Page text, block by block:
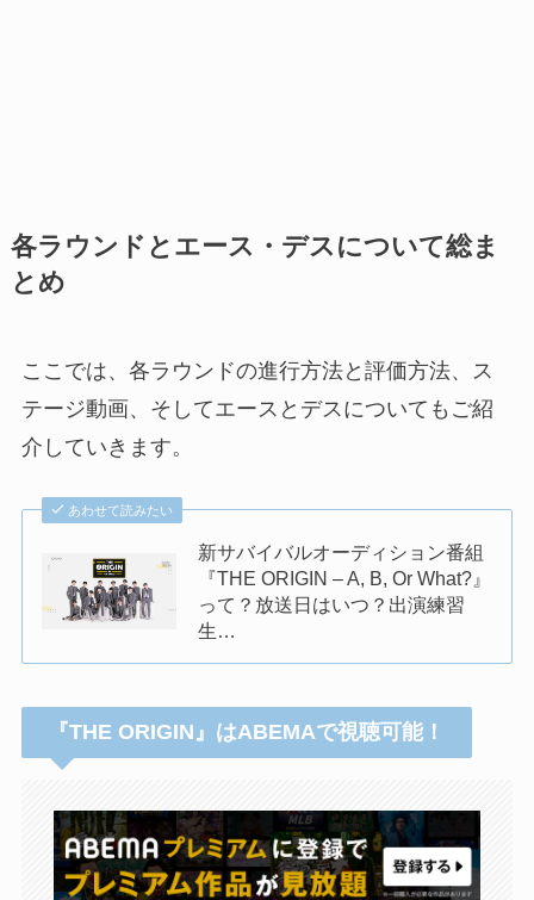
各ラウンドと エース・デスについて総ま
とめ
ここでは、各ラウンドの進行方法と評価方法、ス
テージ動画、そしてエースとデスについてもご紹
介していきます。
あわせて読みたい
新サバイバルオーディション番組
『THE ORIGIN – A, B, Or What?』
って？放送日はいつ？出演練習
生…
『THE ORIGIN』はABEMAで視聴可能！